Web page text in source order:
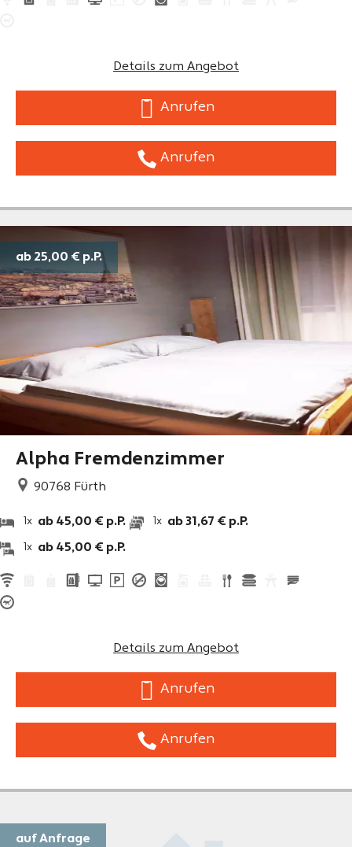
Details zum Angebot
Anrufen
Anrufen
Alpha Fremdenzimmer
90768 Fürth
1x ab 45,00 € p.P.
1x ab 45,00 € p.P.
1x ab 31,67 € p.P.
Details zum Angebot
Anrufen
Anrufen
ab 25,00 € p.P.
auf Anfrage